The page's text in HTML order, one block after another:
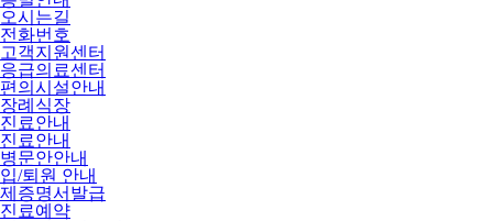
오시는길
전화번호
고객지원센터
응급의료센터
편의시설안내
장례식장
진료안내
진료안내
병문안안내
입/퇴원 안내
제증명서발급
진료예약